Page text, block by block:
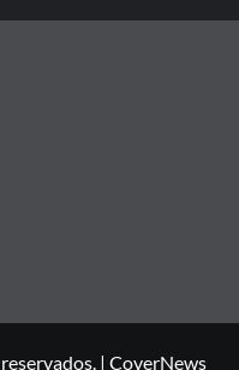
| CoverNews